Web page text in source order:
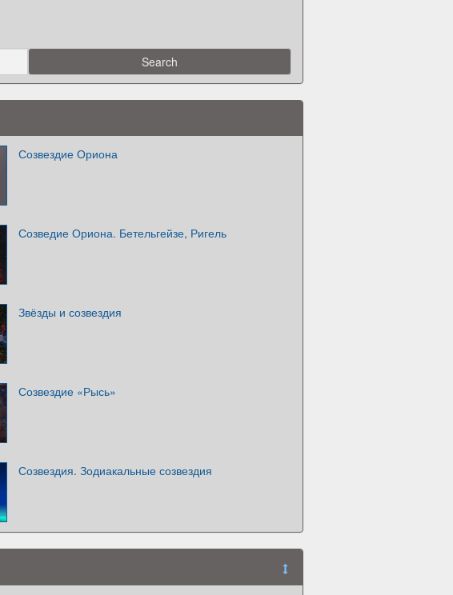
Созвездие Ориона
Созведие Ориона. Бетельгейзе, Ригель
Звёзды и созвездия
Созвездие «Рысь»
Созвездия. Зодиакальные созвездия